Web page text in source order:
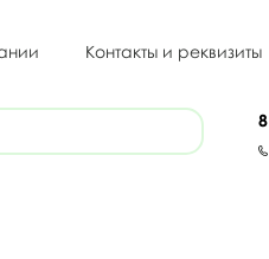
Контакты и реквизиты